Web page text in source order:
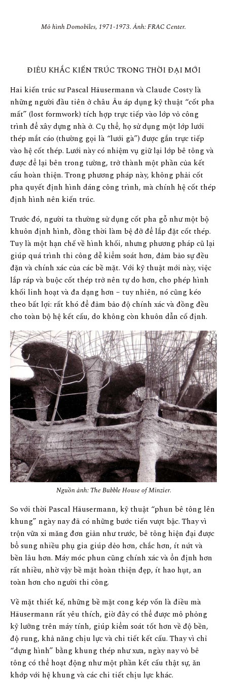
Mô hình Domobiles, 1971-1973. Ảnh: FRAC Center.
ĐIÊU KHẮC KIẾN TRÚC TRONG THỜI ĐẠI MỚI
Hai kiến trúc sư Pascal Häusermann và Claude Costy là
những người đầu tiên ở châu Âu áp dụng kỹ thuật “cốt pha
mất” (lost formwork) tích hợp trực tiếp vào lớp vỏ công
trình để xây dựng nhà ở. Cụ thể, họ sử dụng một lớp lưới
thép mắt cáo (thường gọi là “lưới gà”) được gắn trực tiếp
vào hệ cốt thép. Lưới này có nhiệm vụ giữ lại lớp bê tông và
được để lại bên trong tường, trở thành một phần của kết
cấu hoàn thiện. Trong phương pháp này, không phải cốt
pha quyết định hình dáng công trình, mà chính hệ cốt thép
định hình nên kiến trúc.
Trước đó, người ta thường sử dụng cốt pha gỗ như một bộ
khuôn định hình, đồng thời làm bệ đỡ để lắp đặt cốt thép.
Tuy là một hạn chế về hình khối, nhưng phương pháp cũ lại
giúp quá trình thi công dễ kiểm soát hơn, đảm bảo sự đều
đặn và chính xác của các bề mặt. Với kỹ thuật mới này, việc
lắp ráp và buộc cốt thép trở nên tự do hơn, cho phép hình
khối linh hoạt và đa dạng hơn – tuy nhiên, nó cũng kéo
theo bất lợi: rất khó để đảm bảo độ chính xác và đồng đều
cho toàn bộ hệ kết cấu, do không còn khuôn dẫn cố định.
Nguồn ảnh: The Bubble House of Minzier.
So với thời Pascal Häusermann, kỹ thuật “phun bê tông lên
khung” ngày nay đã có những bước tiến vượt bậc. Thay vì
trộn vữa xi măng đơn giản như trước, bê tông hiện đại được
bổ sung nhiều phụ gia giúp dẻo hơn, chắc hơn, ít nứt và
bền lâu hơn. Máy móc phun cũng chính xác và ổn định hơn
rất nhiều, nhờ vậy bề mặt hoàn thiện đẹp, ít hao hụt, an
toàn hơn cho người thi công.
Về mặt thiết kế, những bề mặt cong kép vốn là điều mà
Häusermann rất yêu thích, giờ đây có thể được mô phỏng
kỹ lưỡng trên máy tính, giúp kiểm soát tốt hơn về độ bền,
độ rung, khả năng chịu lực và chi tiết kết cấu. Thay vì chỉ
“dựng hình” bằng khung thép như xưa, ngày nay vỏ bê
tông có thể hoạt động như một phần kết cấu thật sự, ăn
khớp với hệ khung và các chi tiết chịu lực khác.